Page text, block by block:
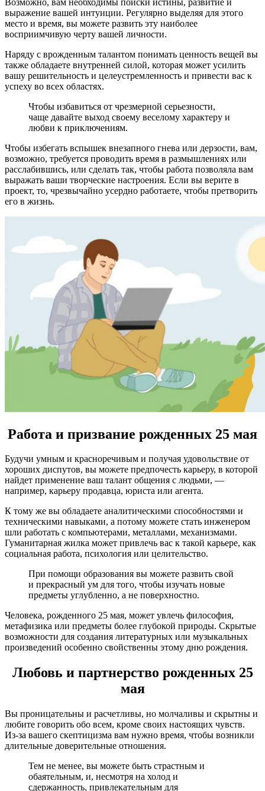
выражение вашей инту­иции. Регулярно выделяя для этого
место и время, вы можете развить эту наиболее
восприимчивую черту вашей личности.
На­ряду с врожденным талантом понимать цен­ность вещей вы
также обладаете внутренней силой, которая может усилить
вашу реши­тельность и целеустремленность и привести вас к
успеху во всех областях.
Чтобы избавиться от чрезмерной серь­езности,
чаще давайте выход своему весе­лому характеру и
любви к приключениям.
Чтобы избегать вспышек внезапного гнева или дерзости, вам,
возможно, требуется про­водить время в размышлениях или
рассла­бившись, или сделать так, чтобы работа позволяла вам
выражать ваши творческие настроения. Если вы верите в
проект, то, чрезвычайно усердно работаете, чтобы пре­творить
его в жизнь.
Работа и призвание рожденных 25 мая
Будучи умным и красноречивым и получая удовольствие от
хороших диспутов, вы можете предпочесть карьеру, в которой
найдет применение ваш талант общения с людь­ми, —
например, карьеру продавца, юриста или агента.
К тому же вы обладаете аналити­ческими способностями и
техническими навыками, а потому можете стать инженером
шли работать с компьютерами, металлами, механизмами.
Гуманитарная жилка может привлечь вас к такой карьере, как
социальная работа, психология или целительство.
При помощи образования вы можете развить свой
и прекрасный ум для того, чтобы изучать новые
предметы углубленно, а не поверхностно.
Человека, рожденного 25 мая, может увлечь философия,
метафизика или предметы более глубокой природы. Скрытые
возможности для создания литературных или музыкальных
произведений осо­бенно свойственны этому дню рождения.
Любовь и партнерство рожденных 25
мая
Вы проницательны и расчетливы, но молчаливы и скрытны и
любите говорить обо всем, кроме своих настоящих чувств.
Из-за вашего скептицизма вам нужно время, чтобы возникли
длительные доверительные отношения.
Тем не менее, вы можете быть страстным и
обаятельным, и, несмотря на холод и
сдержанность, привлекательным для